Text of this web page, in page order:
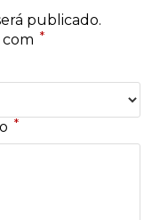
publicado.
com *
*